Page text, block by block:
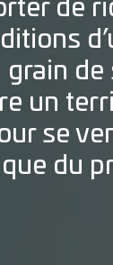
de
grain
un
se
du